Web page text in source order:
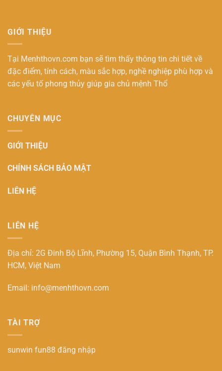
GIỚI THIỆU
Tại Menhthovn.com bạn sẽ tìm thấy thông tin chi tiết về
đặc điểm, tính cách, màu sắc hợp, nghề nghiệp phù hợp và
các yếu tố phong thủy giúp gia chủ mệnh Thổ
CHUYÊN MỤC
GIỚI THIỆU
CHÍNH SÁCH BẢO MẬT
LIÊN HỆ
LIÊN HỆ
Địa chỉ: 2G Đinh Bộ Lĩnh, Phường 15, Quận Bình Thạnh, TP.
HCM, Việt Nam
Email: info@menhthovn.com
TÀI TRỢ
sunwin fun88 đăng nhập